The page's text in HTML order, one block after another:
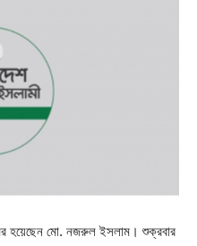
হয়েছেন মো. নজরুল ইসলাম। শুক্রবার